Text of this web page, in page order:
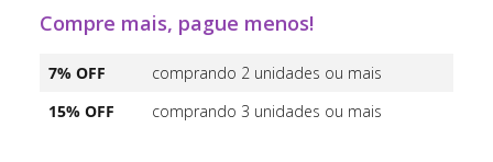
Compre mais, pague menos!
7% OFF
comprando 2 unidades ou mais
15% OFF
comprando 3 unidades ou mais